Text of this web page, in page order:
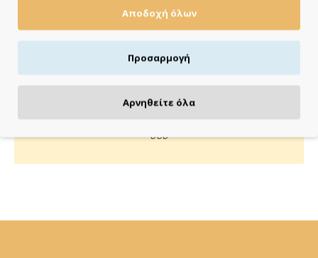
Πιστωτική/χρεωστική κάρτα, αντικαταβολή ή κατάθεση
Κάλεσέ μας ή στείλε μας email για οποιαδήποτε απορία
σου
Αποδοχή όλων
Προσαρμογή
Αρνηθείτε όλα